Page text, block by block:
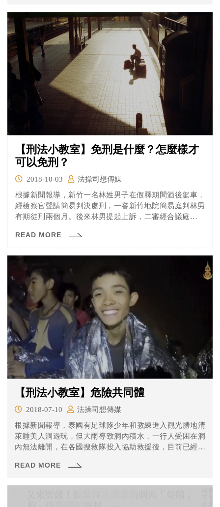
行 所以阿扁可以再選總統？」、「這個國家有病！」
【刑法小教室】免刑是什麼？怎麼樣才
可以免刑？
2018-10-03
法操司想傳媒
根據新聞報導，新竹一名林姓男子在假釋期間酒後駕車，
經檢察官聲請簡易判決處刑，一審新竹地院簡易庭判林男
有期徒刑兩個月。後來林男提起上訴，二審經合議庭審酌
銷。為什麼林男酒駕卻可以得到免刑判決呢？一起來看看
READ MORE
【刑法小教室】危險共同體
2018-07-10
法操司想傳媒
根據新聞報導，泰國有足球隊少年和教練進入觀光勝地清
萊睡美人洞遊玩，但大雨導致洞內積水，一行人受困在洞
內無法離開，在各國搜救隊投入協助救援後，目前已經成
多的關注和支援，小球員們還獲邀到俄羅斯觀看世界盃足
READ MORE